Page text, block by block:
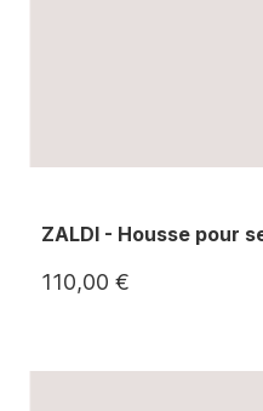
ZALDI - Housse pour
110,00 €